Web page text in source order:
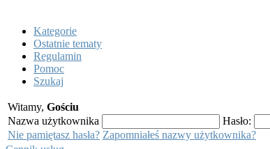
Kategorie
Ostatnie tematy
Regulamin
Pomoc
Szukaj
Witamy, Gościu
Nazwa użytkownika
Hasło:
Nie pamiętasz hasła? Zapomniałeś nazwy użytkownika?